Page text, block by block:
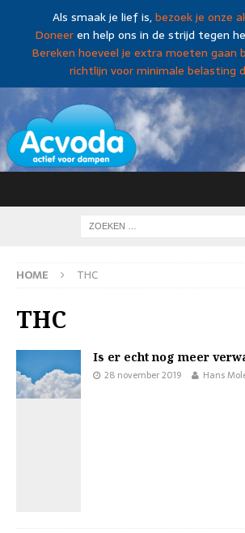
Als smaak je lief is,bezoek je onze
Doneeren help ons in de strijd tegen
Bereken hoeveel je extra moeten gaan
richtlijn voor minimale belasting
HOME THC
THC
Is er echt nog meer
28 november 2019 Hans